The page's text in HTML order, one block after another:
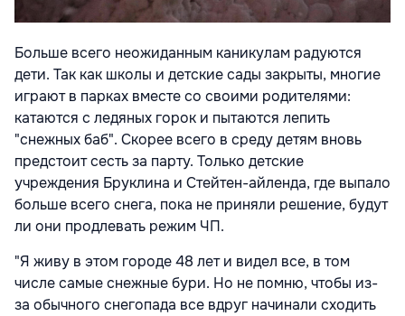
Больше всего неожиданным каникулам радуются
дети. Так как школы и детские сады закрыты, многие
играют в парках вместе со своими родителями:
катаются с ледяных горок и пытаются лепить
"снежных баб". Скорее всего в среду детям вновь
предстоит сесть за парту. Только детские
учреждения Бруклина и Стейтен-айленда, где выпало
больше всего снега, пока не приняли решение, будут
ли они продлевать режим ЧП.
"Я живу в этом городе 48 лет и видел все, в том
числе самые снежные бури. Но не помню, чтобы из-
за обычного снегопада все вдруг начинали сходить